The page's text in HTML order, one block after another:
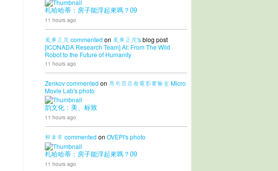
札哈哈蒂：房子能浮起來嗎？09
11 hours ago
風華正茂 commented on 風華正茂'sblog post
[ICONADA Research Team] AI: From The Wild
Robot to the Future of Humanity
11 hours ago
Zenkovcommented on 馬來西亞微電影實驗室 Micro
Movie Lab'sphoto
韵文化：美、标致
11 hours ago
鮮拿哥 commented on OVEPI'sphoto
札哈哈蒂：房子能浮起來嗎？09
11 hours ago